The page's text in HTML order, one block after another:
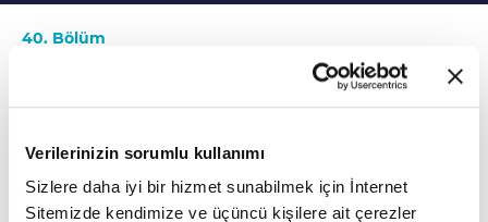
Verilerinizin sorumlu kullanımı
Sizlere daha iyi bir hizmet sunabilmek için İnternet
Sitemizde kendimize ve üçüncü kişilere ait çerezler
40. Bölüm
İnsana Değer programının bu bölümünde
"Engelli Bireylerin Hayatlarını Kolaylaştırmanın
Engelli bireylerin yaşadığı sorunlar ve